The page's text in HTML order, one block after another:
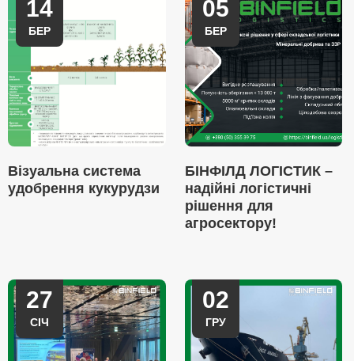
14
БЕР
Візуальна система
удобрення кукурудзи
05
БЕР
БІНФІЛД ЛОГІСТИК –
надійні логістичні
рішення для
агросектору!
27
СІЧ
02
ГРУ